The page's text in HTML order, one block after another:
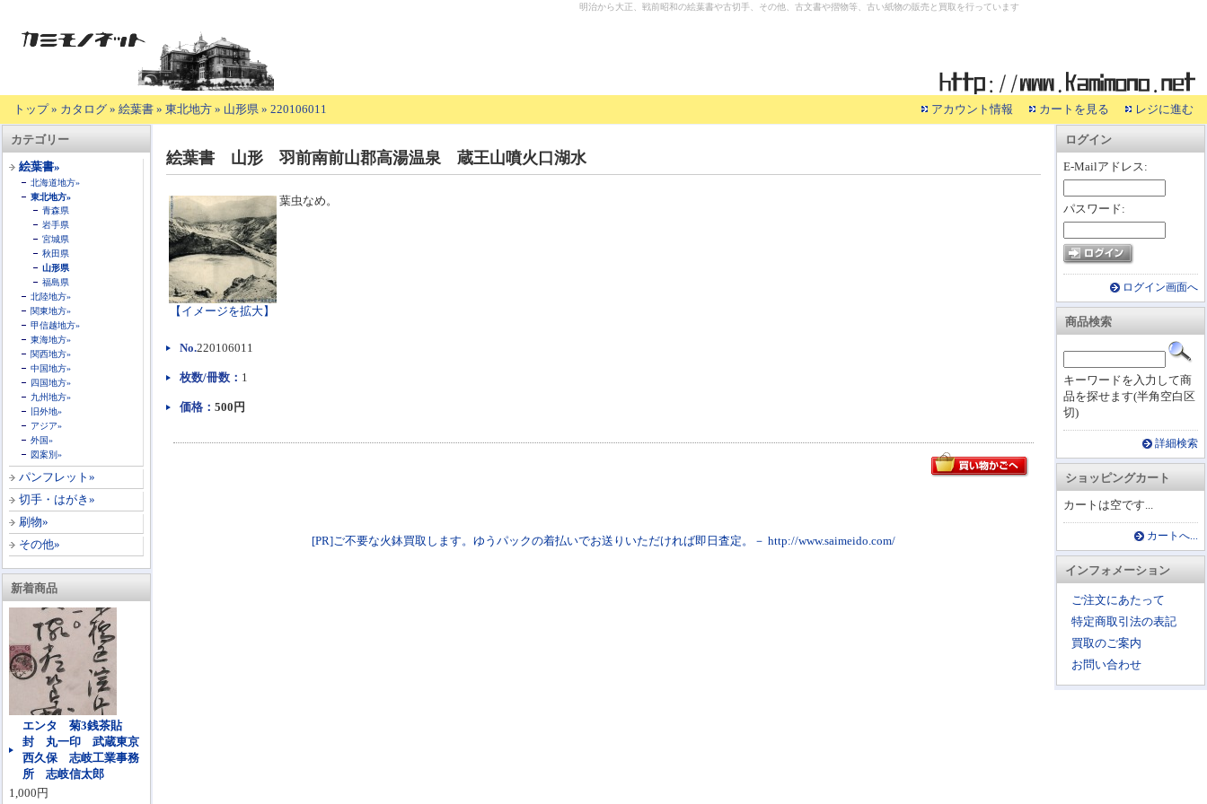
明治から大正、戦前昭和の絵葉書や古切手、その他、古文書や摺物等、古い紙物の販売と買取を行っています
トップ» カタログ » 絵葉書 » 東北地方 » 山形県 » 220106011 アカウント情報 カートを見る レジに進む
カテゴリー
絵葉書»
北海道地方»
東北地方»
青森県
岩手県
宮城県
秋田県
山形県
福島県
北陸地方»
関東地方»
甲信越地方»
東海地方»
関西地方»
中国地方»
四国地方»
九州地方»
旧外地»
アジア»
外国»
図案別»
パンフレット»
切手・はがき»
刷物»
その他»
新着商品
エンタ 菊3銭茶貼
封 丸一印 武蔵東京
西久保 志岐工業事務
所 志岐信太郎
1,000円
ログイン
E-Mailアドレス:
パスワード:
ログイン画面へ
商品検索
キーワードを入力して商
品を探せます(半角空白区
切)
詳細検索
ショッピングカート
カートは空です...
カートへ...
インフォメーション
ご注文にあたって
特定商取引法の表記
買取のご案内
お問い合わせ
品
の
明】
絵葉書 山形 羽前南前山郡高湯温泉 蔵王山噴火口湖水
【イメージを拡大】
葉虫なめ。
No.220106011
枚数/冊数： 1
価格： 500円
[PR]ご不要な火鉢買取します。ゆうパックの着払いでお送りいただければ即日査定。－ http://www.saimeido.com/